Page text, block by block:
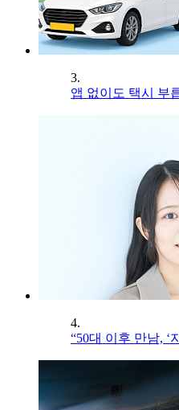
3.
앱 없이도 택시 부
4.
“50대 이후 만남, ‘